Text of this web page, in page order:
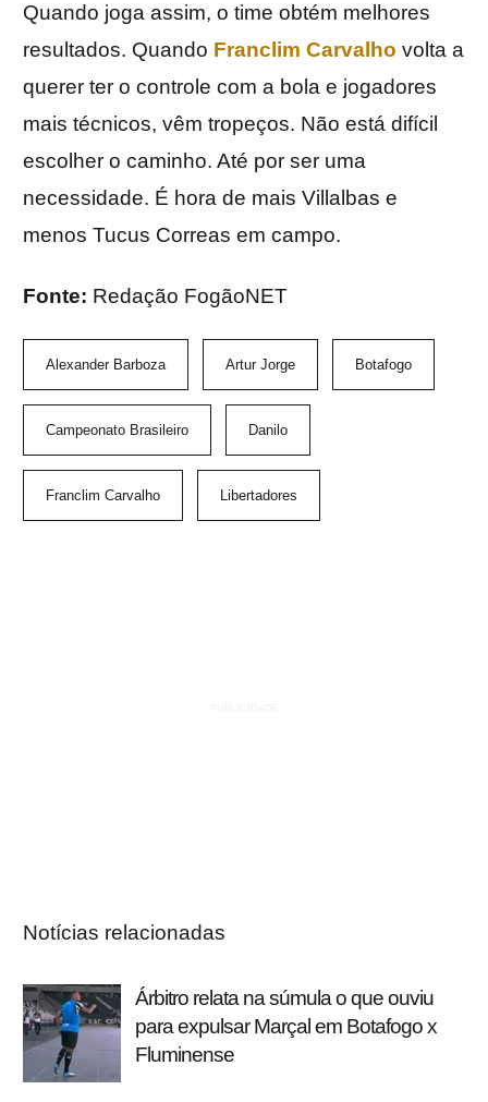
Quando joga assim, o time obtém melhores
resultados. Quando Franclim Carvalho volta a
querer ter o controle com a bola e jogadores
mais técnicos, vêm tropeços. Não está difícil
escolher o caminho. Até por ser uma
necessidade. É hora de mais Villalbas e
menos Tucus Correas em campo.
Fonte: Redação FogãoNET
Alexander Barboza Artur Jorge Botafogo
Campeonato Brasileiro Danilo
Franclim Carvalho Libertadores
Notícias relacionadas
Árbitro relata na súmula o que ouviu
para expulsar Marçal em Botafogo x
Fluminense